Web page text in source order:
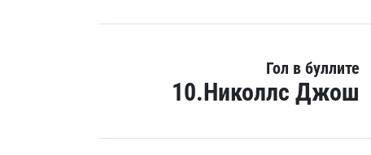
Гол в буллите
10.Николлс Джош